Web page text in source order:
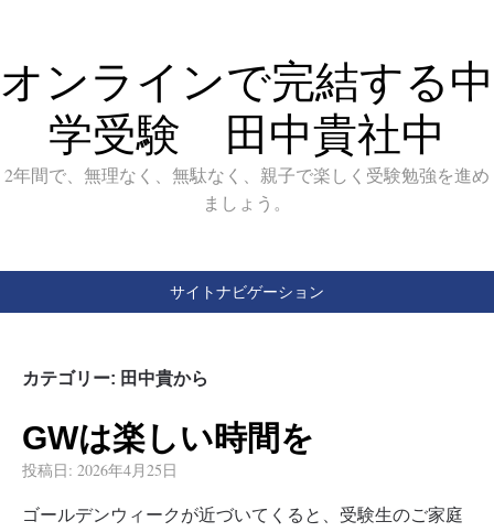
オンラインで完結する中
学受験 田中貴社中
2年間で、無理なく、無駄なく、親子で楽しく受験勉強を進め
ましょう。
サイトナビゲーション
カテゴリー: 田中貴から
GWは楽しい時間を
投稿日: 2026年4月25日
ゴールデンウィークが近づいてくると、受験生のご家庭